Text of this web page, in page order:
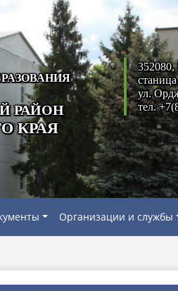
РАЙОН
КРАЯ
352080,
ул.
тел.
Организации и службы